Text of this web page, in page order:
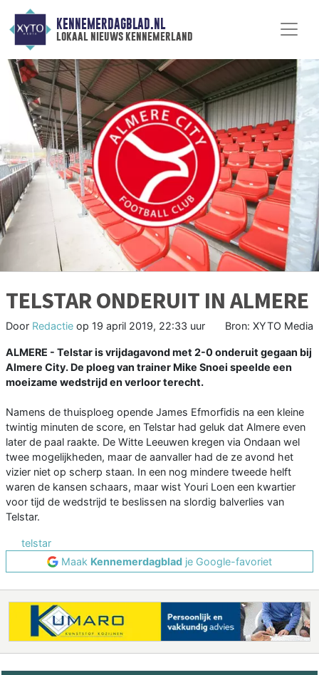
KENNEMERDAGBLAD.NL
lokaal nieuws kennemerland
TELSTAR ONDERUIT IN ALMERE
Door Redactie op 19 april 2019, 22:33 uur Bron: XYTO Media
ALMERE - Telstar is vrijdagavond met 2-0 onderuit gegaan bij
Almere City. De ploeg van trainer Mike Snoei speelde een
moeizame wedstrijd en verloor terecht.
Namens de thuisploeg opende James Efmorfidis na een kleine
twintig minuten de score, en Telstar had geluk dat Almere even
later de paal raakte. De Witte Leeuwen kregen via Ondaan wel
twee mogelijkheden, maar de aanvaller had de ze avond het
vizier niet op scherp staan. In een nog mindere tweede helft
waren de kansen schaars, maar wist Youri Loen een kwartier
voor tijd de wedstrijd te beslissen na slordig balverlies van
Telstar.
telstar
Maak Kennemerdagblad je Google-favoriet